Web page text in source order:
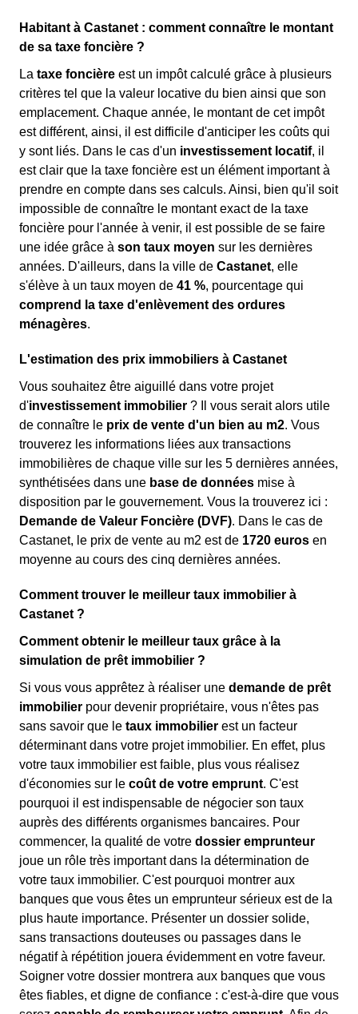
Habitant à Castanet : comment connaître le montant
de sa taxe foncière ?
La taxe foncière est un impôt calculé grâce à plusieurs
critères tel que la valeur locative du bien ainsi que son
emplacement. Chaque année, le montant de cet impôt
est différent, ainsi, il est difficile d'anticiper les coûts qui
y sont liés. Dans le cas d'un investissement locatif, il
est clair que la taxe foncière est un élément important à
prendre en compte dans ses calculs. Ainsi, bien qu'il soit
impossible de connaître le montant exact de la taxe
foncière pour l'année à venir, il est possible de se faire
une idée grâce à son taux moyen sur les dernières
années. D'ailleurs, dans la ville de Castanet, elle
s'élève à un taux moyen de 41 %, pourcentage qui
comprend la taxe d'enlèvement des ordures
ménagères.
L'estimation des prix immobiliers à Castanet
Vous souhaitez être aiguillé dans votre projet
d'investissement immobilier ? Il vous serait alors utile
de connaître le prix de vente d'un bien au m2. Vous
trouverez les informations liées aux transactions
immobilières de chaque ville sur les 5 dernières années,
synthétisées dans une base de données mise à
disposition par le gouvernement. Vous la trouverez ici :
Demande de Valeur Foncière (DVF). Dans le cas de
Castanet, le prix de vente au m2 est de 1720 euros en
moyenne au cours des cinq dernières années.
Comment trouver le meilleur taux immobilier à
Castanet ?
Comment obtenir le meilleur taux grâce à la
simulation de prêt immobilier ?
Si vous vous apprêtez à réaliser une demande de prêt
immobilier pour devenir propriétaire, vous n'êtes pas
sans savoir que le taux immobilier est un facteur
déterminant dans votre projet immobilier. En effet, plus
votre taux immobilier est faible, plus vous réalisez
d'économies sur le coût de votre emprunt. C'est
pourquoi il est indispensable de négocier son taux
auprès des différents organismes bancaires. Pour
commencer, la qualité de votre dossier emprunteur
joue un rôle très important dans la détermination de
votre taux immobilier. C'est pourquoi montrer aux
banques que vous êtes un emprunteur sérieux est de la
plus haute importance. Présenter un dossier solide,
sans transactions douteuses ou passages dans le
négatif à répétition jouera évidemment en votre faveur.
Soigner votre dossier montrera aux banques que vous
êtes fiables, et digne de confiance : c'est-à-dire que vous